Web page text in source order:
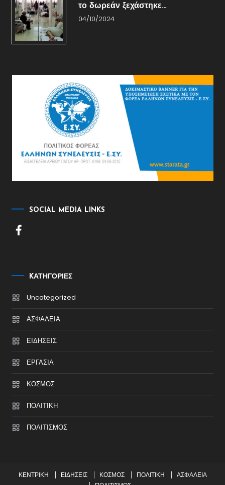
το δωρεάν ξεχάστηκε…
04/10/2024
SOCIAL MEDIA LINKS
KΑΤΗΓΟΡΊΕΣ
Uncategorized
ΑΣΦΑΛΕΙΑ
ΕΙΔΗΣΕΙΣ
ΕΡΓΑΣΙΑ
ΚΟΣΜΟΣ
ΠΟΛΙΤΙΚΗ
ΠΟΛΙΤΙΣΜΟΣ
ΚΕΝΤΡΙΚΗ ΕΙΔΗΣΕΙΣ ΚΟΣΜΟΣ ΠΟΛΙΤΙΚΗ
ΑΣΦΑΛΕΙΑ